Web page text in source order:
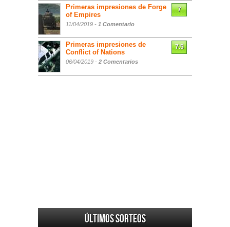
Primeras impresiones de Forge
of Empires
11/04/2019 - 1 Comentario
7
Primeras impresiones de
Conflict of Nations
06/04/2019 - 2 Comentarios
7.5
Últimos sorteos